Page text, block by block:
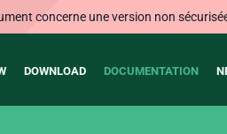
concerne une version non
DOWNLOAD DOCUMENTATION